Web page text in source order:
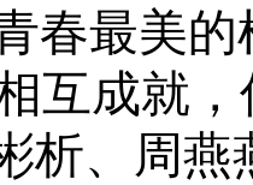
春最美的
互成就，
析、周